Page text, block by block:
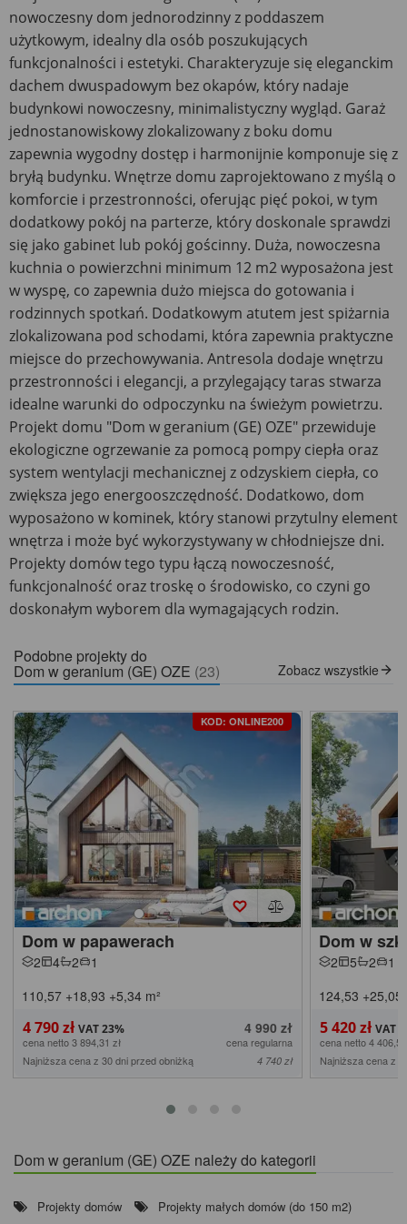
nowoczesny dom jednorodzinny z poddaszem
użytkowym, idealny dla osób poszukujących
funkcjonalności i estetyki. Charakteryzuje się eleganckim
dachem dwuspadowym bez okapów, który nadaje
budynkowi nowoczesny, minimalistyczny wygląd. Garaż
jednostanowiskowy zlokalizowany z boku domu
zapewnia wygodny dostęp i harmonijnie komponuje się z
bryłą budynku. Wnętrze domu zaprojektowano z myślą o
komforcie i przestronności, oferując pięć pokoi, w tym
dodatkowy pokój na parterze, który doskonale sprawdzi
się jako gabinet lub pokój gościnny. Duża, nowoczesna
kuchnia o powierzchni minimum 12 m2 wyposażona jest
w wyspę, co zapewnia dużo miejsca do gotowania i
rodzinnych spotkań. Dodatkowym atutem jest spiżarnia
zlokalizowana pod schodami, która zapewnia praktyczne
miejsce do przechowywania. Antresola dodaje wnętrzu
przestronności i elegancji, a przylegający taras stwarza
idealne warunki do odpoczynku na świeżym powietrzu.
Projekt domu "Dom w geranium (GE) OZE" przewiduje
ekologiczne ogrzewanie za pomocą pompy ciepła oraz
system wentylacji mechanicznej z odzyskiem ciepła, co
zwiększa jego energooszczędność. Dodatkowo, dom
wyposażono w kominek, który stanowi przytulny element
wnętrza i może być wykorzystywany w chłodniejsze dni.
Projekty domów tego typu łączą nowoczesność,
funkcjonalność oraz troskę o środowisko, co czyni go
doskonałym wyborem dla wymagających rodzin.
Podobne projekty do
Dom w geranium (GE) OZE (23) Zobacz wszystkie
KOD: ONLINE200
Dom w papawerach
2 4 2
1
110,57 +18,93 +5,34 m²
4 790 zł 4 990 zł
cena netto 3 894,31 zł
cena regularna
Najniższa cena z 30 dni przed obniżką
4 740 zł
Dom w
2 5 2
1
124,53 +25,05
5 420 zł
cena netto 4
Najniższa cena z
Dom w geranium (GE) OZE należy do kategorii
Projekty domów
Projekty małych domów (do 150 m2)